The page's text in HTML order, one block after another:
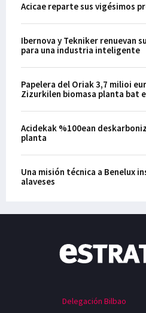
Acicae reparte sus vigésimos
Ibernova y Tekniker renuevan
para una industria inteligente
Papelera del Oriak 3,7 milioi
Zizurkilen biomasa planta bat
Acidekak %100ean
planta
Una misión técnica a Benelux
alaveses
Delegación Bilbao